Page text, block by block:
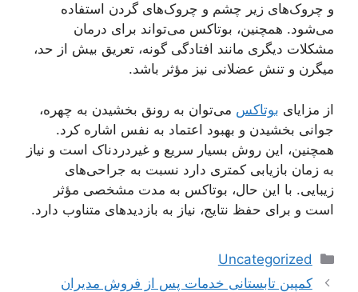
و چروک‌های زیر چشم و چروک‌های گردن استفاده
می‌شود. همچنین، بوتاکس می‌تواند برای درمان
مشکلات دیگری مانند افتادگی گونه، تعریق بیش از حد،
میگرن و تنش عضلانی نیز مؤثر باشد.
از مزایای بوتاکس می‌توان به رونق بخشیدن به چهره،
جوانی بخشیدن و بهبود اعتماد به نفس اشاره کرد.
همچنین، این روش بسیار سریع و غیردردناک است و نیاز
به زمان بازیابی کمتری دارد نسبت به جراحی‌های
زیبایی. با این حال، بوتاکس به مدت مشخصی مؤثر
است و برای حفظ نتایج، نیاز به بازدیدهای متناوب دارد.
دسته‌ها
Uncategorized
کمپین تابستانی خدمات پس از فروش مدیران